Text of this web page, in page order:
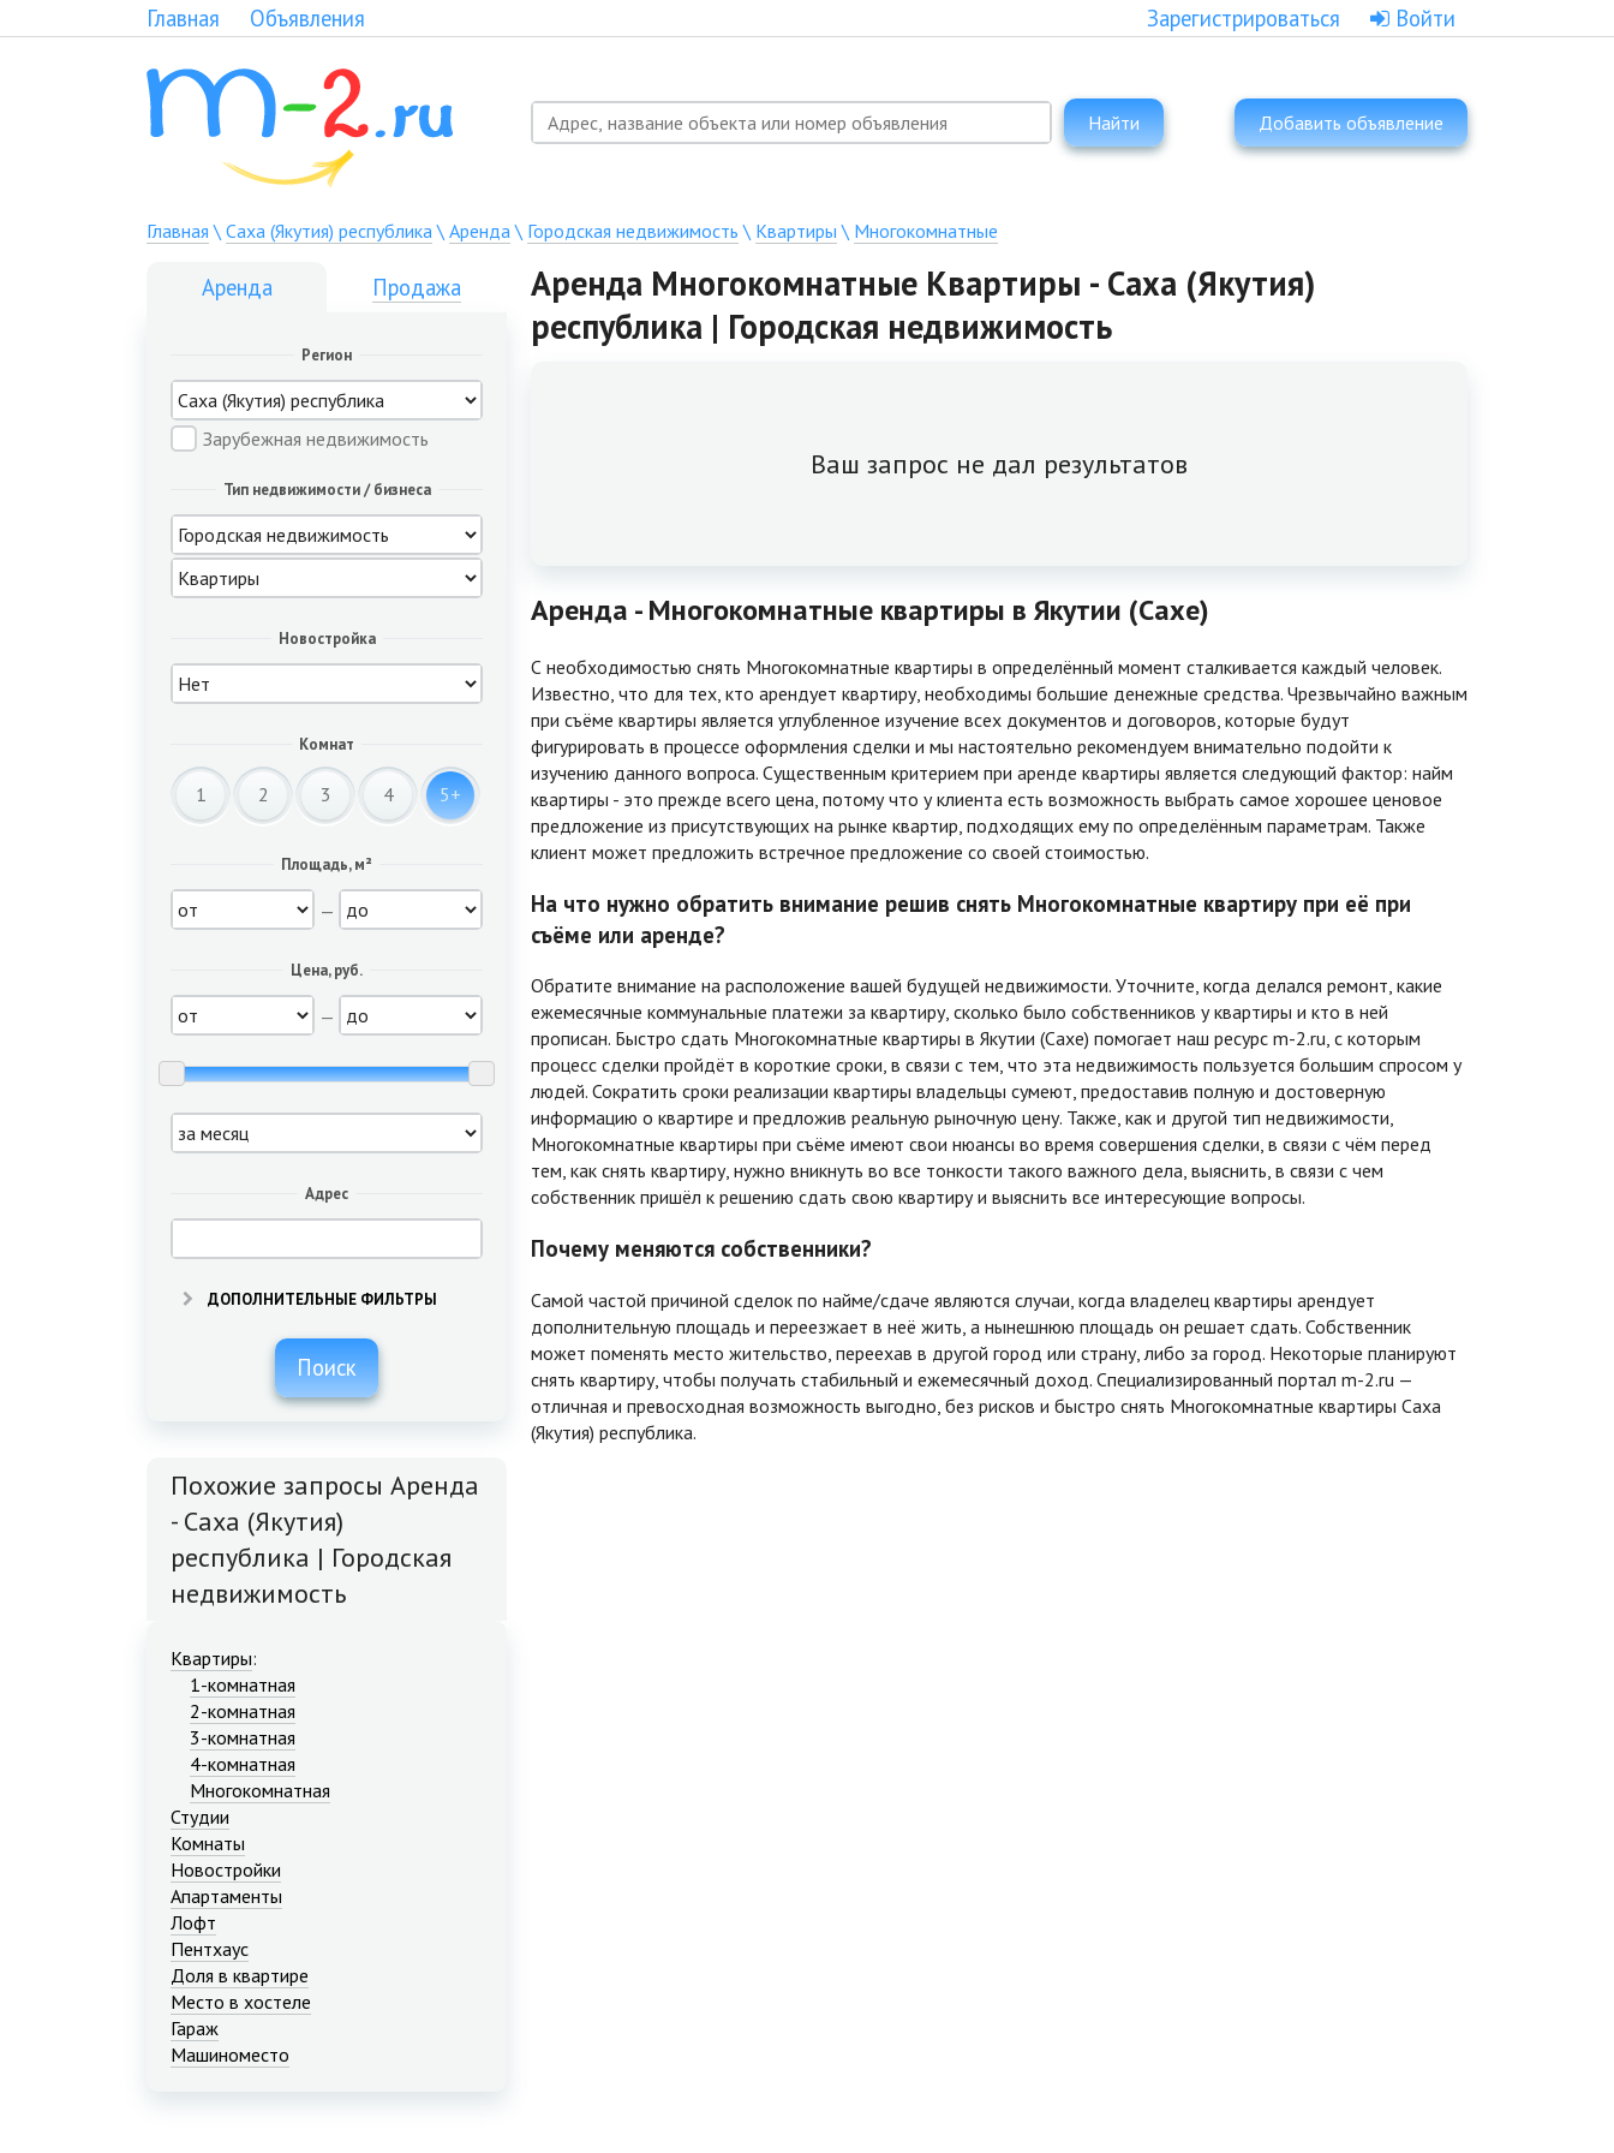
Главная Объявления Зарегистрироваться Войти
Найти Добавить объявление
Главная \ Саха (Якутия) республика\ Аренда\ Городская недвижимость \ Квартиры \ Многокомнатные
Аренда Продажа
Регион
Зарубежная недвижимость
Тип недвижимости / бизнеса
Новостройка
Комнат
1 2 3 4 5+
Площадь, м²
—
Цена, руб.
—
Адрес
ДОПОЛНИТЕЛЬНЫЕ ФИЛЬТРЫ
Поиск
Похожие запросы Аренда
- Саха (Якутия)
республика | Городская
недвижимость
Квартиры:
1-комнатная
2-комнатная
3-комнатная
4-комнатная
Многокомнатная
Студии
Комнаты
Новостройки
Апартаменты
Лофт
Пентхаус
Доля в квартире
Место в хостеле
Гараж
Машиноместо
Аренда Многокомнатные Квартиры - Саха (Якутия)
республика | Городская недвижимость
Ваш запрос не дал результатов
Аренда - Многокомнатные квартиры в Якутии (Сахе)
С необходимостью снять Многокомнатные квартиры в определённый момент сталкивается каждый человек.
Известно, что для тех, кто арендует квартиру, необходимы большие денежные средства. Чрезвычайно важным
при съёме квартиры является углубленное изучение всех документов и договоров, которые будут
фигурировать в процессе оформления сделки и мы настоятельно рекомендуем внимательно подойти к
изучению данного вопроса. Существенным критерием при аренде квартиры является следующий фактор: найм
квартиры - это прежде всего цена, потому что у клиента есть возможность выбрать самое хорошее ценовое
предложение из присутствующих на рынке квартир, подходящих ему по определённым параметрам. Также
клиент может предложить встречное предложение со своей стоимостью.
На что нужно обратить внимание решив снять Многокомнатные квартиру при её при
съёме или аренде?
Обратите внимание на расположение вашей будущей недвижимости. Уточните, когда делался ремонт, какие
ежемесячные коммунальные платежи за квартиру, сколько было собственников у квартиры и кто в ней
прописан. Быстро сдать Многокомнатные квартиры в Якутии (Сахе) помогает наш ресурс m-2.ru, с которым
процесс сделки пройдёт в короткие сроки, в связи с тем, что эта недвижимость пользуется большим спросом у
людей. Сократить сроки реализации квартиры владельцы сумеют, предоставив полную и достоверную
информацию о квартире и предложив реальную рыночную цену. Также, как и другой тип недвижимости,
Многокомнатные квартиры при съёме имеют свои нюансы во время совершения сделки, в связи с чём перед
тем, как снять квартиру, нужно вникнуть во все тонкости такого важного дела, выяснить, в связи с чем
собственник пришёл к решению сдать свою квартиру и выяснить все интересующие вопросы.
Почему меняются собственники?
Самой частой причиной сделок по найме/сдаче являются случаи, когда владелец квартиры арендует
дополнительную площадь и переезжает в неё жить, а нынешнюю площадь он решает сдать. Собственник
может поменять место жительство, переехав в другой город или страну, либо за город. Некоторые планируют
снять квартиру, чтобы получать стабильный и ежемесячный доход. Специализированный портал m-2.ru —
отличная и превосходная возможность выгодно, без рисков и быстро снять Многокомнатные квартиры Саха
(Якутия) республика.